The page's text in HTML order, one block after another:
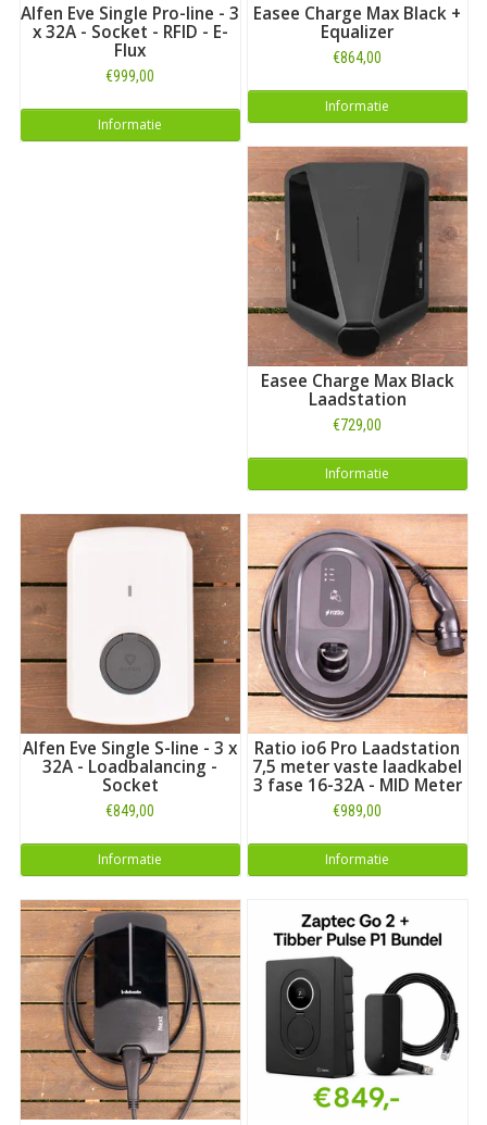
Alfen Eve Single Pro-line - 3
x 32A - Socket - RFID - E-
Flux
€999,00
Informatie
Easee Charge Max Black +
Equalizer
€864,00
Informatie
Easee Charge Max Black
Laadstation
€729,00
Informatie
Alfen Eve Single S-line - 3 x
32A - Loadbalancing -
Socket
€849,00
Informatie
Ratio io6 Pro Laadstation
7,5 meter vaste laadkabel
3 fase 16-32A - MID Meter
€989,00
Informatie